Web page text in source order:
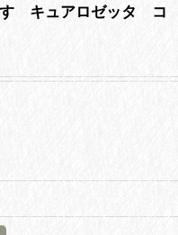
す キュアロゼッタ コ